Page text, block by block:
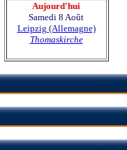
Aujourd'hui
Samedi 8 Août
Leipzig (Allemagne)
Thomaskirche